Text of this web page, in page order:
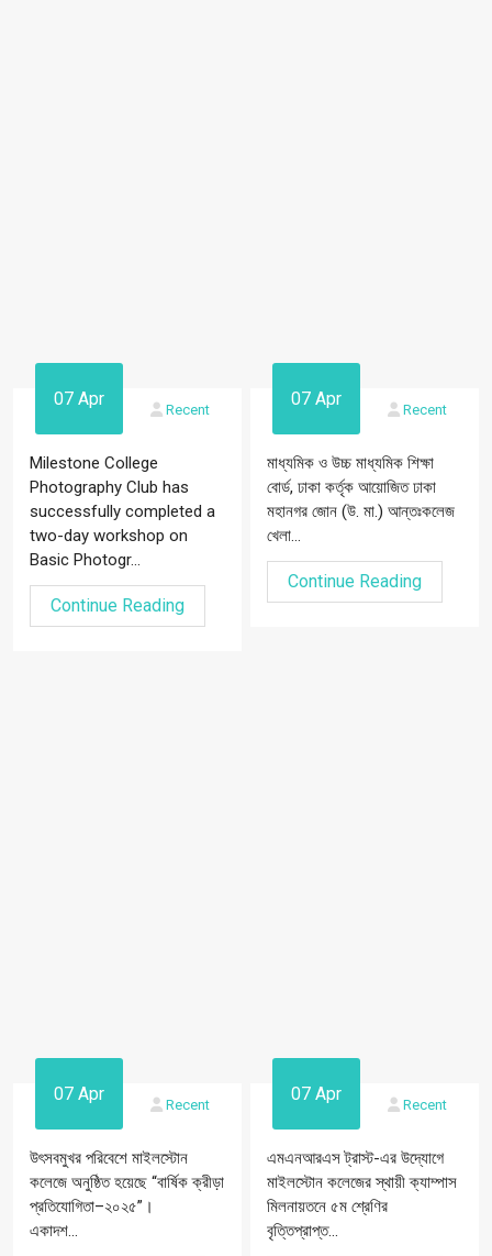
07 Apr
Recent
Milestone College
Photography Club has
successfully completed a
two-day workshop on
Basic Photogr...
Continue Reading
07 Apr
Recent
মাধ্যমিক ও উচ্চ মাধ্যমিক শিক্ষা
বোর্ড, ঢাকা কর্তৃক আয়োজিত ঢাকা
মহানগর জোন (উ. মা.) আন্তঃকলেজ
খেলা...
Continue Reading
07 Apr
Recent
উৎসবমুখর পরিবেশে মাইলস্টোন
কলেজে অনুষ্ঠিত হয়েছে “বার্ষিক ক্রীড়া
প্রতিযোগিতা–২০২৫”।
একাদশ...
07 Apr
Recent
এমএনআরএস ট্রাস্ট-এর উদ্যোগে
মাইলস্টোন কলেজের স্থায়ী ক্যাম্পাস
মিলনায়তনে ৫ম শ্রেণির
বৃত্তিপ্রাপ্ত...